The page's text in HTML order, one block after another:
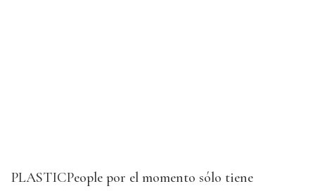
PLASTICPeople por el momento sólo tiene